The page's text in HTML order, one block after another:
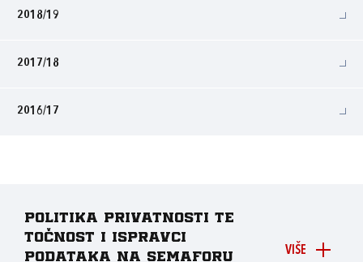
2018/19
2017/18
2016/17
VIŠE
Politika privatnosti te
točnost i ispravci
podataka na Semaforu